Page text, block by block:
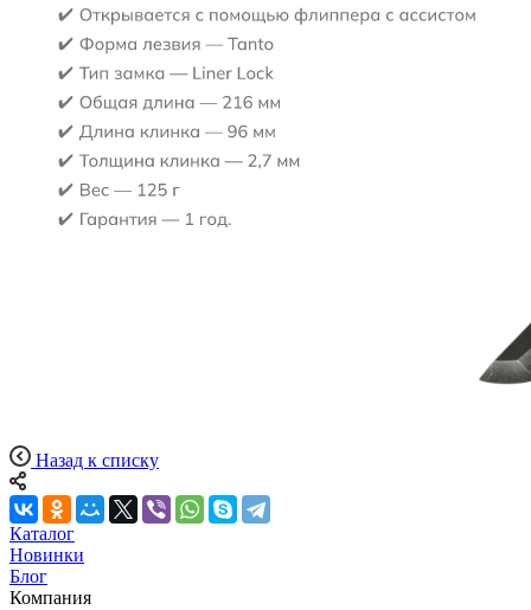
Назад к списку
Каталог
Новинки
Блог
Компания